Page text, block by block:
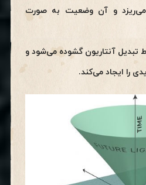
می‌ریزد و آن وضعیت به صورت
آنتاریون گشوده می‌شود و
را ایجاد می‌کند.